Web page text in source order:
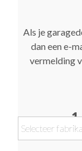
Als je
dan een e-
vermelding